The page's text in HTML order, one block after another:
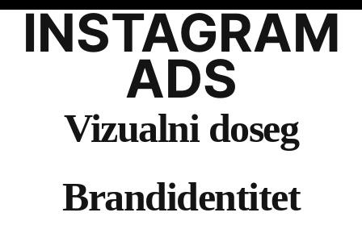
INSTAGRAM
ADS
Vizualni doseg
Brandidentitet